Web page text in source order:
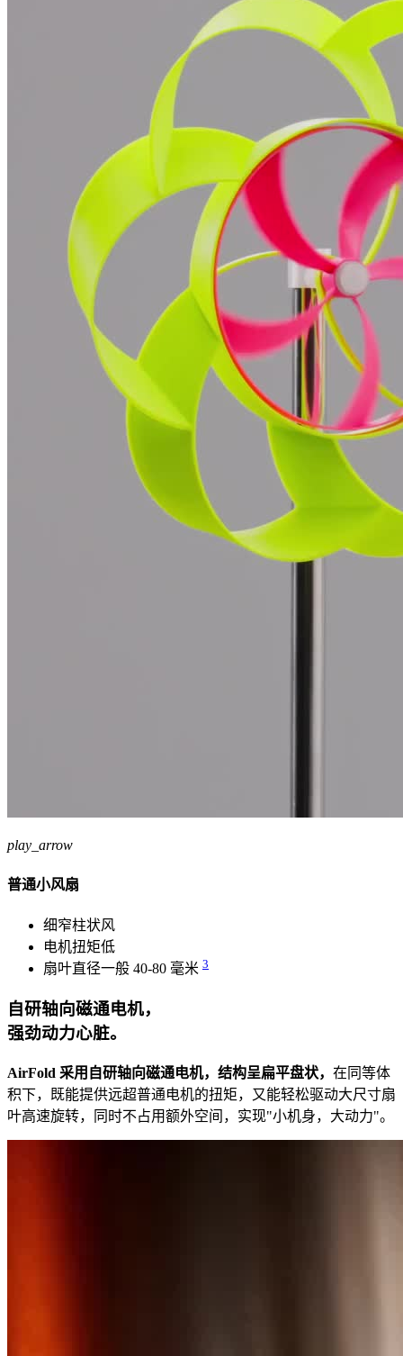
play_arrow
普通小风扇
细窄柱状风
电机扭矩低
扇叶直径一般 40-80 毫米 3
自研轴向磁通电机，
强劲动力心脏。
AirFold 采用自研轴向磁通电机，结构呈扁平盘状， 在同等体
积下，既能提供远超普通电机的扭矩，又能轻松驱动大尺寸扇
叶高速旋转，同时不占用额外空间，实现"小机身，大动力"。